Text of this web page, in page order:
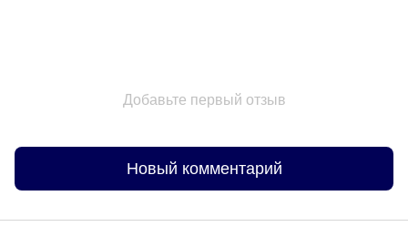
Добавьте первый отзыв
Новый комментарий